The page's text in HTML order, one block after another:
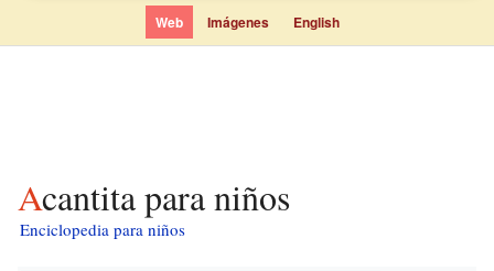
Web Imágenes English
Acantita para niños
Enciclopedia para niños